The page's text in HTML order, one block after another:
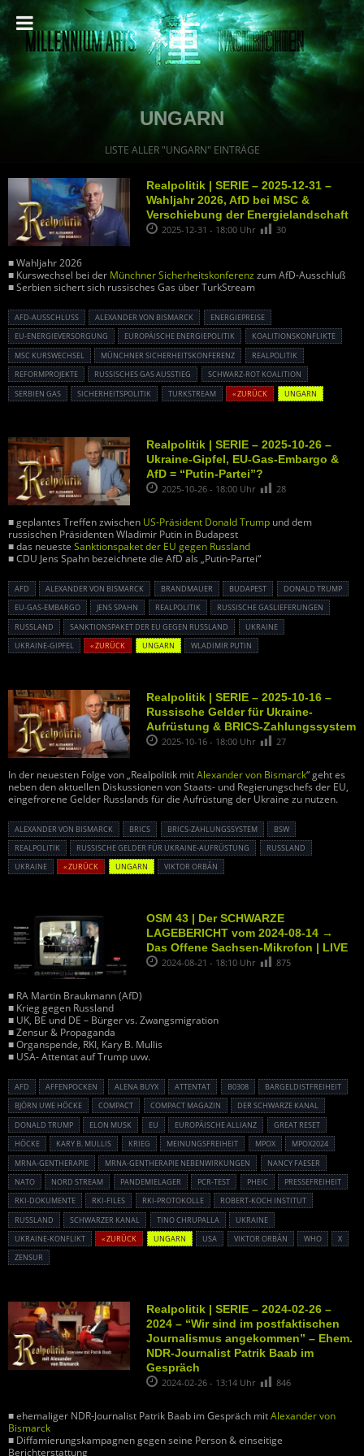
UNGARN
LISTE ALLER "UNGARN" EINTRÄGE
Realpolitik | SERIE – 2025-12-31 –
Wahljahr 2026, AfD bei MSC &
Verschiebung der Energielandschaft
2025-12-31 - 18:00 Uhr 30
■ Wahljahr 2026
■ Kurswechsel bei der Münchner Sicherheitskonferenz zum AfD-Ausschluß
■ Serbien sichert sich russisches Gas über TurkStream
AFD-AUSSCHLUSS ALEXANDER VON BISMARCK
ENERGIEPREISE
EU-ENERGIEVERSORGUNG
EUROPÄISCHE ENERGIEPOLITIK
KOALITIONSKONFLIKTE
MSC KURSWECHSEL
MÜNCHNER SICHERHEITSKONFERENZ
REALPOLITIK
REFORMPROJEKTE
RUSSISCHES GAS AUSSTIEG
SCHWARZ-ROT KOALITION
SERBIEN GAS
SICHERHEITSPOLITIK TURKSTREAM « ZURÜCK UNGARN
Realpolitik | SERIE – 2025-10-26 –
Ukraine-Gipfel, EU-Gas-Embargo &
AfD = “Putin-Partei”?
2025-10-26 - 18:00 Uhr 28
■ geplantes Treffen zwischen US-Präsident Donald Trump und dem
russischen Präsidenten Wladimir Putin in Budapest
■ das neueste Sanktionspaket der EU gegen Russland
■ CDU Jens Spahn bezeichnete die AfD als „Putin-Partei“
AFD ALEXANDER VON BISMARCK BRANDMAUER BUDAPEST
DONALD TRUMP
EU-GAS-EMBARGO
JENS SPAHN REALPOLITIK
RUSSISCHE GASLIEFERUNGEN
RUSSLAND
SANKTIONSPAKET DER EU GEGEN RUSSLAND
UKRAINE
UKRAINE-GIPFEL
« ZURÜCK UNGARN WLADIMIR PUTIN
Realpolitik | SERIE – 2025-10-16 –
Russische Gelder für Ukraine-
Aufrüstung & BRICS-Zahlungssystem
2025-10-16 - 18:00 Uhr 27
In der neuesten Folge von „Realpolitik mitAlexander von Bismarck“ geht es
neben den aktuellen Diskussionen von Staats- und Regierungschefs der EU,
eingefrorene Gelder Russlands für die Aufrüstung der Ukraine zu nutzen.
ALEXANDER VON BISMARCK BRICS BRICS-ZAHLUNGSSYSTEM
BSW
REALPOLITIK
RUSSISCHE GELDER FÜR UKRAINE-AUFRÜSTUNG
RUSSLAND
UKRAINE
« ZURÜCK UNGARN VIKTOR ORBÁN
OSM 43 | Der SCHWARZE
LAGEBERICHT vom 2024-08-14 →
Das Offene Sachsen-Mikrofon | LIVE
2024-08-21 - 18:10 Uhr 875
■ RA Martin Braukmann (AfD)
■ Krieg gegen Russland
■ UK, BE und DE – Bürger vs. Zwangsmigration
■ Zensur & Propaganda
■ Organspende, RKI, Kary B. Mullis
■ USA- Attentat auf Trump uvw.
AFD AFFENPOCKEN ALENA BUYX ATTENTAT B0308
BARGELDISTFREIHEIT
BJÖRN UWE HÖCKE
COMPACT COMPACT MAGAZIN
DER SCHWARZE KANAL
DONALD TRUMP
ELON MUSK EU EUROPÄISCHE ALLIANZ
GREAT RESET
HÖCKE
KARY B. MULLIS KRIEG MEINUNGSFREIHEIT MPOX
MPOX2024
MRNA-GENTHERAPIE
MRNA-GENTHERAPIE NEBENWIRKUNGEN
NANCY FAESER
NATO
NORD STREAM PANDEMIELAGER PCR-TEST PHEIC
PRESSEFREIHEIT
RKI-DOKUMENTE
RKI-FILES RKI-PROTOKOLLE
ROBERT-KOCH INSTITUT
RUSSLAND
SCHWARZER KANAL TINO CHRUPALLA
UKRAINE
UKRAINE-KONFLIKT
« ZURÜCK UNGARN USA VIKTOR ORBÁN WHO
X
ZENSUR
Realpolitik | SERIE – 2024-02-26 –
2024 – “Wir sind im postfaktischen
Journalismus angekommen” – Ehem.
NDR-Journalist Patrik Baab im
Gespräch
2024-02-26 - 13:14 Uhr 846
■ ehemaliger NDR-Journalist Patrik Baab im Gespräch mitAlexander von
Bismarck
■ Diffamierungskampagnen gegen seine Person & einseitige
Berichterstattung